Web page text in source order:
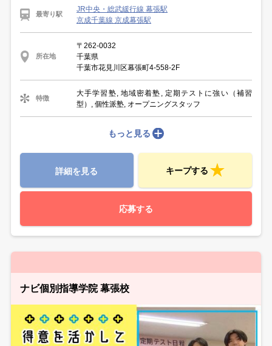
最寄り駅
JR中央・総武緩行線 幕張駅
京成千葉線 京成幕張駅
所在地
〒262-0032
千葉県
千葉市花見川区幕張町4-558-2F
特徴
大手学習塾, 地域密着塾, 定期テストに強い（補習
型）, 個性派塾, オープニングスタッフ
もっと見る
詳細を見る キープする
応募する
ナビ個別指導学院 幕張校